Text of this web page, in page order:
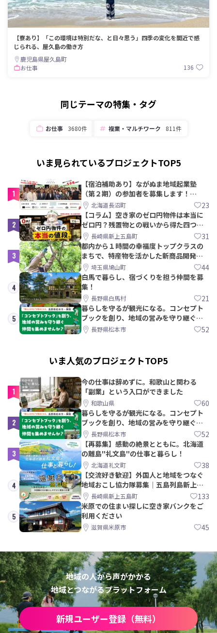
【寮あり】「この環境は特別だな、と日々思う」四季の変化を間近で感
じられる、屋久島の働き方
鹿児島県屋久島町
お仕事
136
同じテーマの特集・タグ
お仕事 3680件 複業・マルチワーク 811件
いま見られているプロジェクトTOP5
1
【宿泊補助あり】ながぬま地域起業塾
（第２期）の参加者を募集します！
【8/21〆】
北海道長沼町 23
2
【コラム】空き家のゼロ円物件は本当に
ゼロ円？残置物との戦いから得た四つの
教訓｜新上五島町
長崎県新上五島町 31
3
都内から１時間の幸福度トップクラスの
まちで、特産物を活かした新商品開発＆
PRメンバー募集！
埼玉県鳩山町 44
4
白馬で暮らし、宿づくりを担う仲間を募
集！
長野県白馬村 21
5
暮らしを守るが観光になる。コンセプト
ブックを創り、地域の営みを守り継ぐ仲
間を集めませんか？
長野県松本市 52
いま人気のプロジェクトTOP5
1
今の仕事は辞めずに。和歌山と関わる
「副業」という入口ができました
和歌山県 60
2
暮らしを守るが観光になる。コンセプト
ブックを創り、地域の営みを守り継ぐ仲
間を集めませんか？
長野県松本市 52
3
【再募集】感動の絶景とともに。北海道
の離島"礼文島"の仕事と暮らし！
北海道礼文町 38
4
【交流好き歓迎】外国人と地域をつなぐ
地域おこし協力隊募集｜五島列島新上五
島町長崎県新上五島町 133
5
米原での住まい探しに空き家バンクをご
利用ください
滋賀県米原市 45
地域の人から声がかかる
地域とつながるプラットフォーム
新規ユーザー登録（無料）